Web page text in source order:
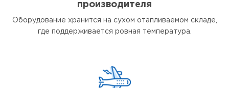
производителя
Оборудование хранится на сухом отапливаемом складе,
где поддерживается ровная температура.